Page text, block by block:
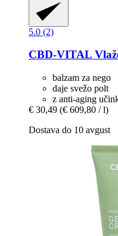
5.0 (2)
CBD-VITAL
balzam za nego
daje svežo polt
z anti-aging
€ 30,49 (€ 609,80 / l)
Dostava do 10 avgust